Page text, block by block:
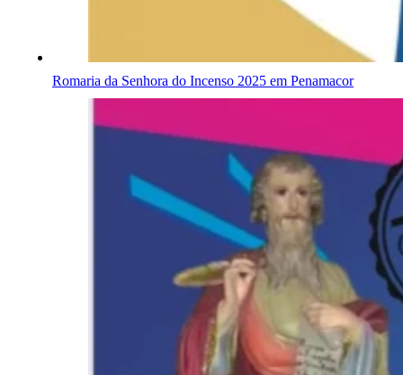
Romaria da Senhora do Incenso 2025 em Penamacor